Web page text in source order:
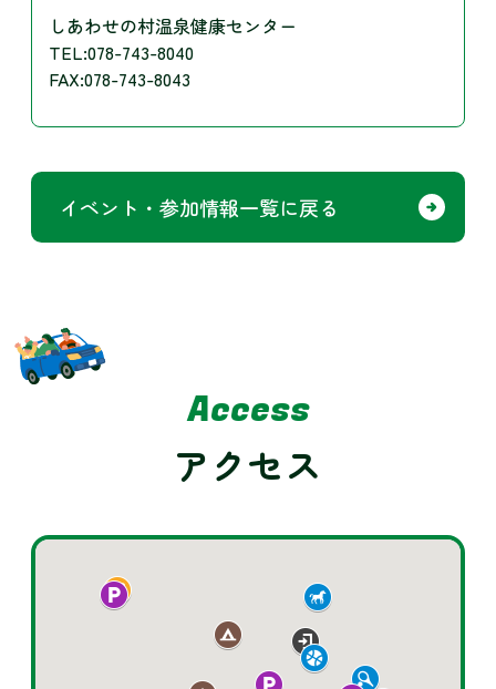
しあわせの村温泉健康センター
TEL:078-743-8040
FAX:078-743-8043
イベント・参加情報一覧に戻る
Access
アクセス